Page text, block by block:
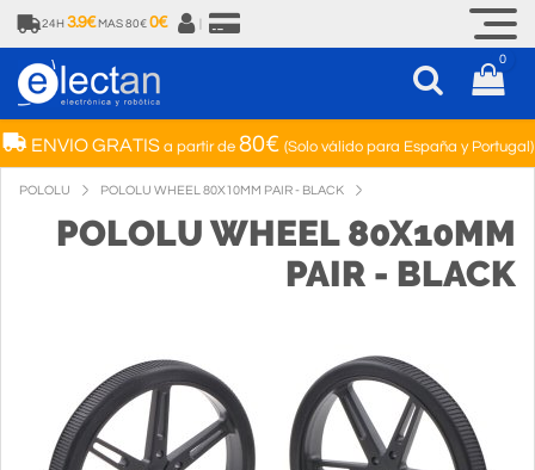
24H 3.9€ MAS 80€ 0€
0
ENVIO GRATISa partir de 80€ (Solo válido para España y Portugal)
POLOLU POLOLU WHEEL 80X10MM PAIR - BLACK
POLOLU WHEEL 80X10MM
PAIR - BLACK